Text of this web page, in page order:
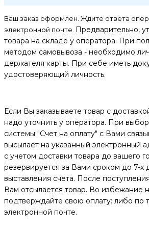
Ваш заказ оформлен. Ждите ответа
электронной почте. Предварительно,
товара на складе у оператора. При
методом самовывоза - необходимо
держателя карты. При себе иметь
удостоверяющий личность.
Если Вы заказываете товар с
надо уточнить у оператора. При
системы "Счет на оплату" с Вами
высылает на указанный электронный
с учетом доставки товара до вашего
резервируется за Вами сроком до 7-х
выставления счета. После
Вам отсылается товар. Во избежание
подтверждайте свою оплату: либо по
электронной почте.